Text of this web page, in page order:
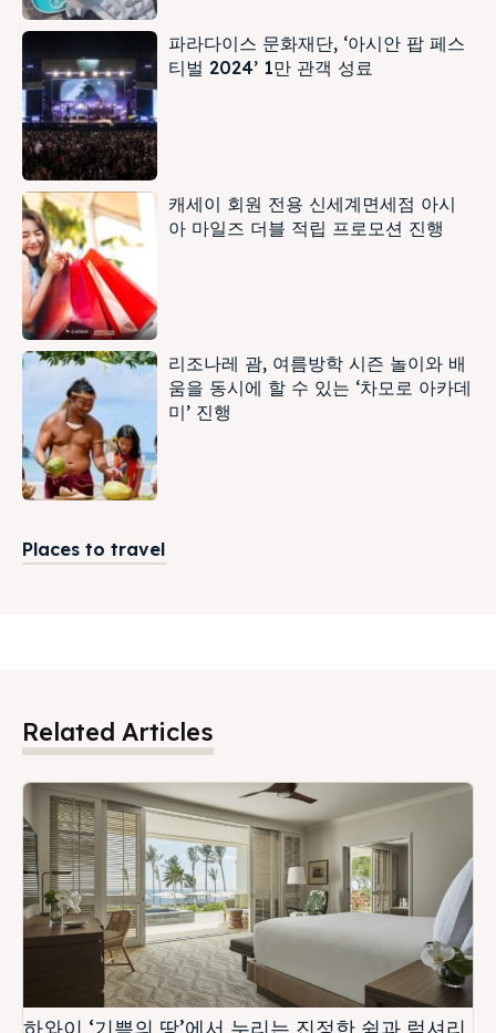
파라다이스 문화재단, ‘아시안 팝 페스
티벌 2024’ 1만 관객 성료
캐세이 회원 전용 신세계면세점 아시
아 마일즈 더블 적립 프로모션 진행
리조나레 괌, 여름방학 시즌 놀이와 배
움을 동시에 할 수 있는 ‘차모로 아카데
미’ 진행
Places to travel
Related Articles